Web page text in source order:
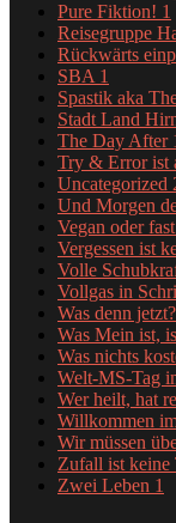
Pure Fiktion! 1
Reisegruppe
Rückwärts
SBA 1
Spastik aka
Stadt Land
The Day After
Try & Error ist
Uncategorized
Und Morgen
Vegan oder
Vergessen ist
Volle
Vollgas in
Was denn
Was Mein ist,
Was nichts
Welt-MS-Tag
Wer heilt, hat
Willkommen
Wir müssen
Zufall ist keine
Zwei Leben 1